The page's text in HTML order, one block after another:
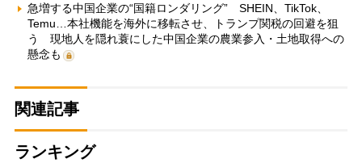
急増する中国企業の“国籍ロンダリング” SHEIN、TikTok、
Temu…本社機能を海外に移転させ、トランプ関税の回避を狙
う 現地人を隠れ蓑にした中国企業の農業参入・土地取得への
懸念も
関連記事
ランキング